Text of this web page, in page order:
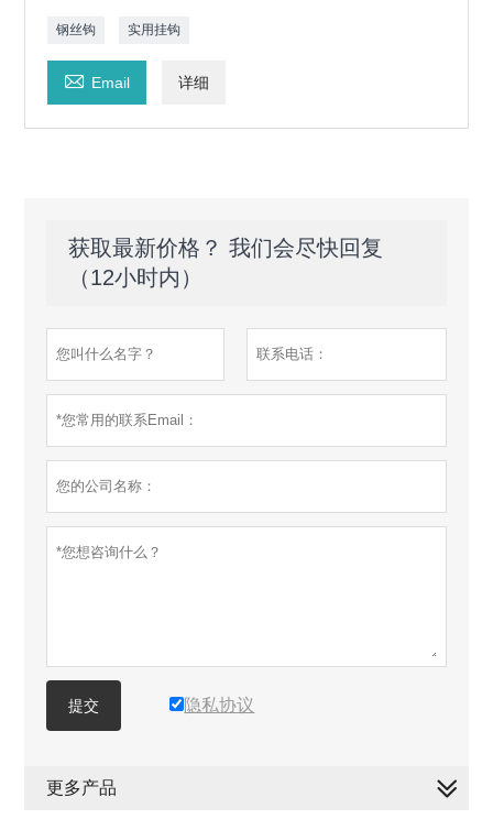
钢丝钩 实用挂钩
 Email 详细
获取最新价格？ 我们会尽快回复
（12小时内）
提交 隐私协议
更多产品